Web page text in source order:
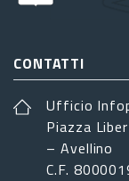
CONTATTI
Ufficio
Piazza
– Avellino
C.F.